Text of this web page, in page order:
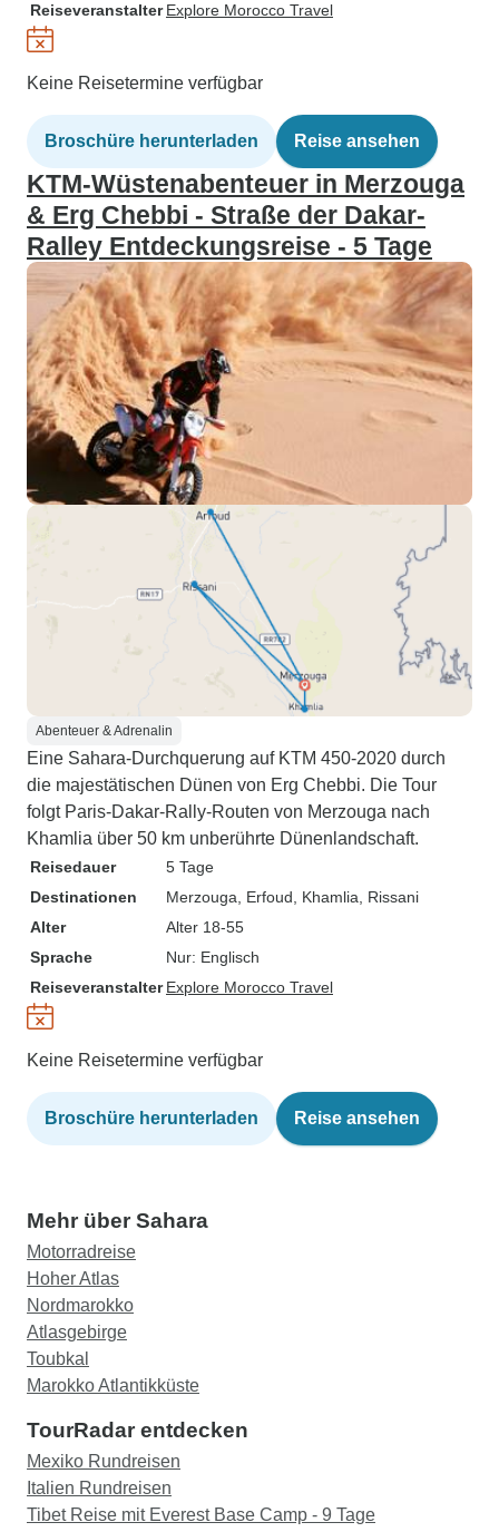
Reiseveranstalter Explore Morocco Travel
Keine Reisetermine verfügbar
Broschüre herunterladen Reise ansehen
KTM-Wüstenabenteuer in Merzouga
& Erg Chebbi - Straße der Dakar-
Ralley Entdeckungsreise - 5 Tage
Abenteuer & Adrenalin
Eine Sahara-Durchquerung auf KTM 450-2020 durch
die majestätischen Dünen von Erg Chebbi. Die Tour
folgt Paris-Dakar-Rally-Routen von Merzouga nach
Khamlia über 50 km unberührte Dünenlandschaft.
Reisedauer
5 Tage
Destinationen
Merzouga , Erfoud , Khamlia , Rissani
Alter
Alter 18-55
Sprache
Nur: Englisch
Reiseveranstalter Explore Morocco Travel
Keine Reisetermine verfügbar
Broschüre herunterladen Reise ansehen
Mehr über Sahara
Motorradreise
Hoher Atlas
Nordmarokko
Atlasgebirge
Toubkal
Marokko Atlantikküste
TourRadar entdecken
Mexiko Rundreisen
Italien Rundreisen
Tibet Reise mit Everest Base Camp - 9 Tage